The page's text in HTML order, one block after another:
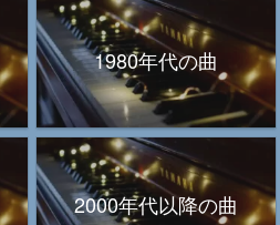
1980年代の曲
2000年代以降の曲